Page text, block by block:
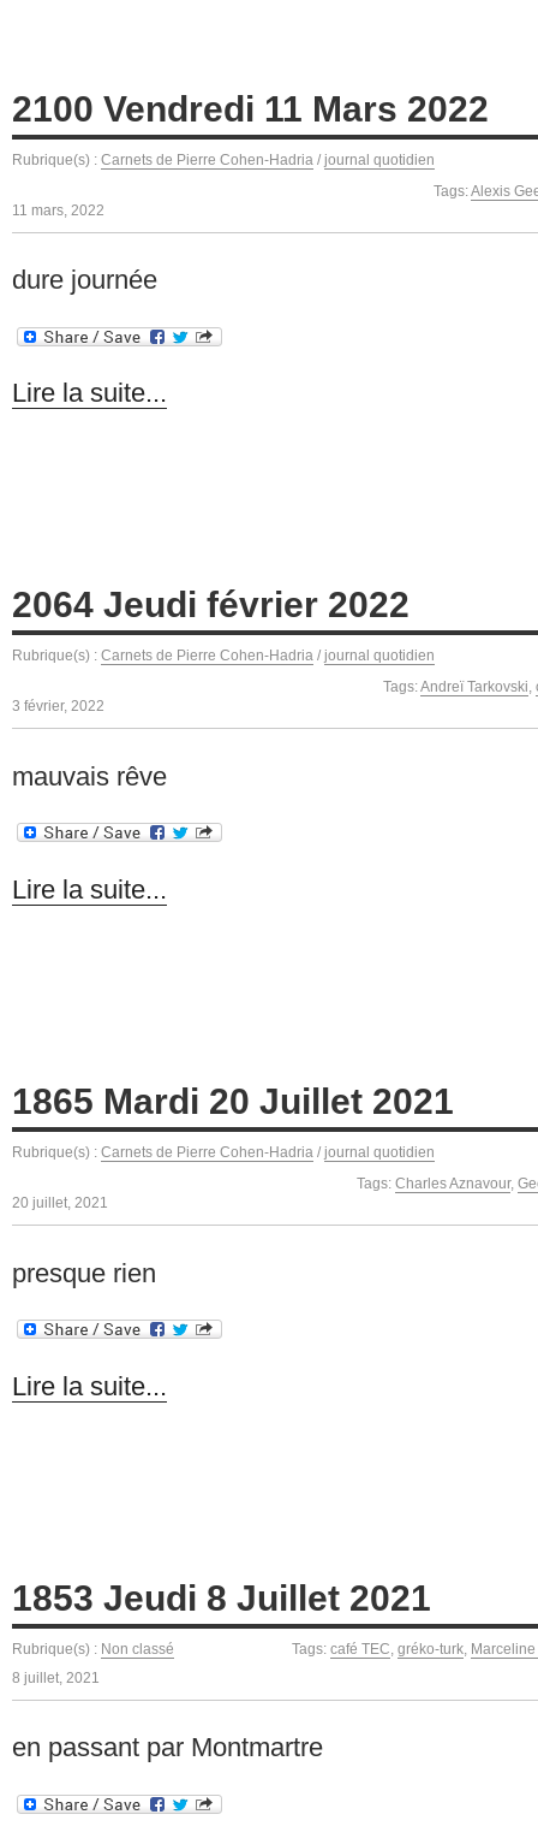
2100 Vendredi 11 Mars 2022
Rubrique(s) : Carnets de Pierre Cohen-Hadria / journal quotidien
Tags:Alexis
11 mars, 2022
dure journée
Lire la suite...
2064 Jeudi février 2022
Rubrique(s) : Carnets de Pierre Cohen-Hadria / journal quotidien
Tags:Andreï Tarkovski,
3 février, 2022
mauvais rêve
Lire la suite...
1865 Mardi 20 Juillet 2021
Rubrique(s) : Carnets de Pierre Cohen-Hadria / journal quotidien
Tags: Charles Aznavour,
20 juillet, 2021
presque rien
Lire la suite...
1853 Jeudi 8 Juillet 2021
Rubrique(s) : Non classé Tags: café TEC, gréko-turk,
8 juillet, 2021
en passant par Montmartre